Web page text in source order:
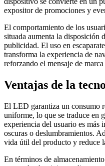
expositor de promociones y
El comportamiento de los
situada aumenta la disposición
publicidad. El uso en
transforma la experiencia de
reforzando el mensaje de
Ventajas de la
El LED garantiza un consumo
uniforme, lo que se traduce en
experiencia del usuario es más
oscuras o deslumbramientos.
vida útil del producto y reduce
En términos de